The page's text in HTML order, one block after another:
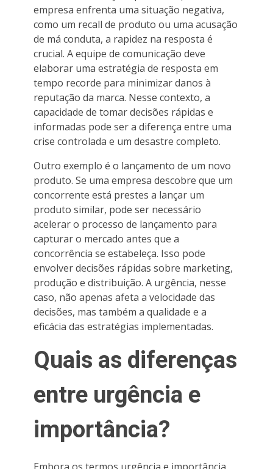
empresa enfrenta uma situação negativa,
como um recall de produto ou uma acusação
de má conduta, a rapidez na resposta é
crucial. A equipe de comunicação deve
elaborar uma estratégia de resposta em
tempo recorde para minimizar danos à
reputação da marca. Nesse contexto, a
capacidade de tomar decisões rápidas e
informadas pode ser a diferença entre uma
crise controlada e um desastre completo.
Outro exemplo é o lançamento de um novo
produto. Se uma empresa descobre que um
concorrente está prestes a lançar um
produto similar, pode ser necessário
acelerar o processo de lançamento para
capturar o mercado antes que a
concorrência se estabeleça. Isso pode
envolver decisões rápidas sobre marketing,
produção e distribuição. A urgência, nesse
caso, não apenas afeta a velocidade das
decisões, mas também a qualidade e a
eficácia das estratégias implementadas.
Quais as diferenças
entre urgência e
importância?